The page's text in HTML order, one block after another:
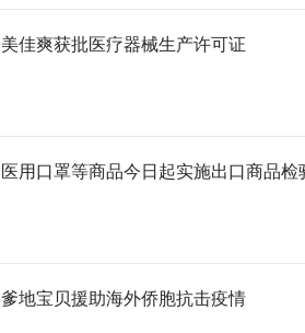
美佳爽获批医疗器械生产许可证
医用口罩等商品今日起实施出口商品检
爹地宝贝援助海外侨胞抗击疫情